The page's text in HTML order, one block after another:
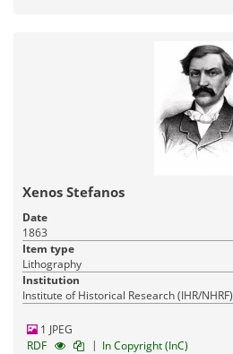
Xenos Stefanos
Date
1863
Item type
Lithography
Institution
Institute of Historical Research (IHR/NHRF)
1 JPEG
RDF
| In Copyright (InC)